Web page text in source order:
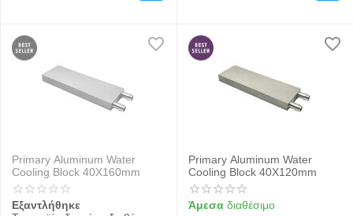
Primary Aluminum Water
Cooling Block 40X160mm
Εξαντλήθηκε
Primary Aluminum Water
Cooling Block 40X120mm
Άμεσα διαθέσιμο